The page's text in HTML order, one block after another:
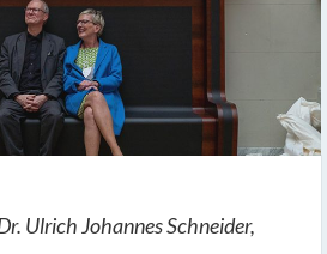
Ulrich Johannes Schneider,